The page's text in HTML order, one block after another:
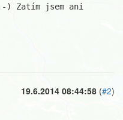
) Zatím jsem ani
19.6.2014 08:44:58 (#2)